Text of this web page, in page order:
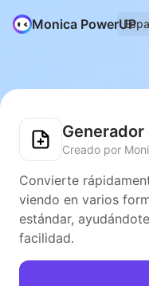
Monica PowerUP
Creado por
Convierte
viendo en varios
estándar,
facilidad.